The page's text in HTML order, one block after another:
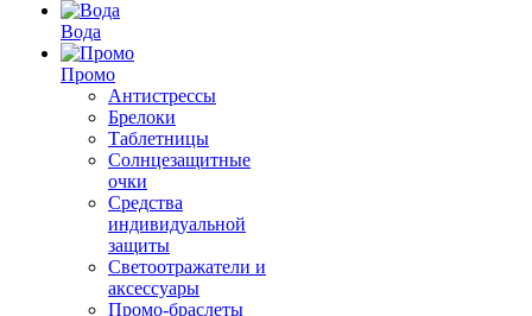
Вода
Промо
Антистрессы
Брелоки
Таблетницы
Солнцезащитные
очки
Средства
индивидуальной
защиты
Светоотражатели и
аксессуары
Промо-браслеты